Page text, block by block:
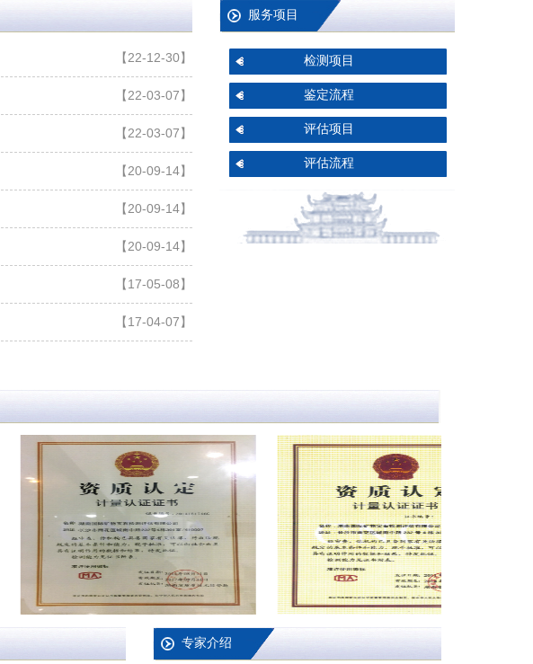
【22-12-30】
【22-03-07】
【22-03-07】
【20-09-14】
【20-09-14】
【20-09-14】
【17-05-08】
【17-04-07】
服务项目
检测项目
鉴定流程
评估项目
评估流程
专家介绍